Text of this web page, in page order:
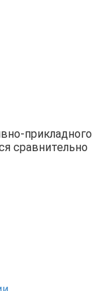
прикладного
сравнительно